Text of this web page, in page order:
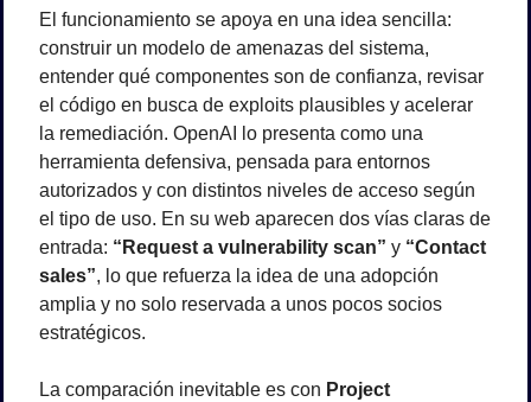
El funcionamiento se apoya en una idea sencilla:
construir un modelo de amenazas del sistema,
entender qué componentes son de confianza, revisar
el código en busca de exploits plausibles y acelerar
la remediación. OpenAI lo presenta como una
herramienta defensiva, pensada para entornos
autorizados y con distintos niveles de acceso según
el tipo de uso. En su web aparecen dos vías claras de
entrada: “Request a vulnerability scan” y “Contact
sales”, lo que refuerza la idea de una adopción
amplia y no solo reservada a unos pocos socios
estratégicos.
La comparación inevitable es con Project